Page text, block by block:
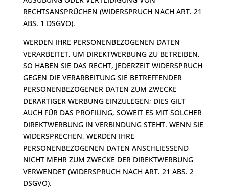
RECHTSANSPRÜCHEN (WIDERSPRUCH NACH ART. 21
ABS. 1 DSGVO).
WERDEN IHRE PERSONENBEZOGENEN DATEN
VERARBEITET, UM DIREKTWERBUNG ZU BETREIBEN,
SO HABEN SIE DAS RECHT, JEDERZEIT WIDERSPRUCH
GEGEN DIE VERARBEITUNG SIE BETREFFENDER
PERSONENBEZOGENER DATEN ZUM ZWECKE
DERARTIGER WERBUNG EINZULEGEN; DIES GILT
AUCH FÜR DAS PROFILING, SOWEIT ES MIT SOLCHER
DIREKTWERBUNG IN VERBINDUNG STEHT. WENN SIE
WIDERSPRECHEN, WERDEN IHRE
PERSONENBEZOGENEN DATEN ANSCHLIESSEND
NICHT MEHR ZUM ZWECKE DER DIREKTWERBUNG
VERWENDET (WIDERSPRUCH NACH ART. 21 ABS. 2
DSGVO).